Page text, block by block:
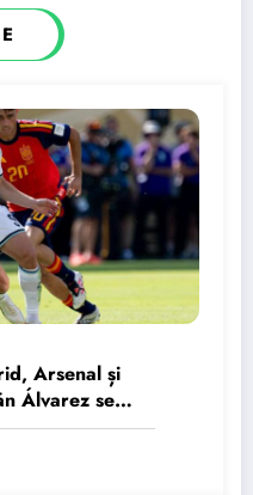
Arsenal și
Álvarez se
echipei